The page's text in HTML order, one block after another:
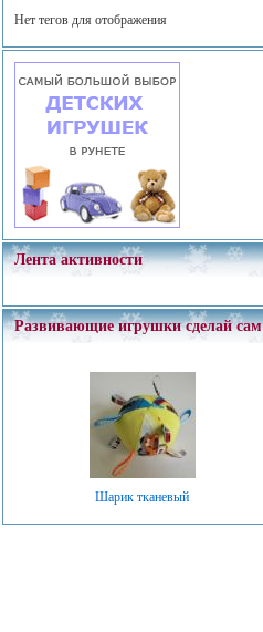
Нет тегов для отображения
Лента активности
Развивающие игрушки сделай сам
Шарик тканевый